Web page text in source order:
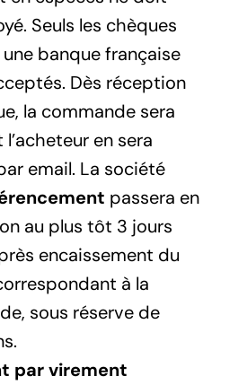
Seuls les chèques
banque française
Dès réception
la commande sera
en sera
email. La société
passera en
au plus tôt 3 jours
encaissement du
à la
sous réserve de
par virement